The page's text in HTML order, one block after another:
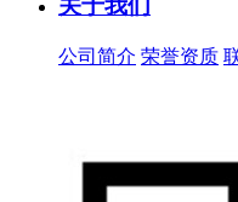
关于我们
公司简介 荣誉资质